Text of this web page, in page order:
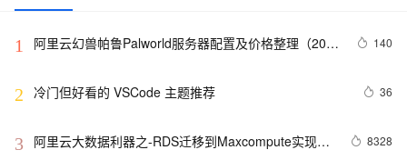
1
阿里云幻兽帕鲁Palworld服务器配置及价格整理（2024
140
2 冷门但好看的 VSCode 主题推荐 36
3
阿里云大数据利器之-RDS迁移到Maxcompute实现动
8328